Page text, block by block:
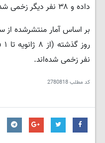
داده و ۳۸ نفر دیگر زخمی شده‌اند.
نفر زخمی شده‌اند.
کد مطلب2780818